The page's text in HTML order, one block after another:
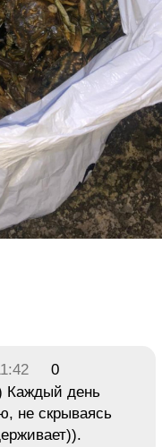
0
Каждый день
не скрываясь